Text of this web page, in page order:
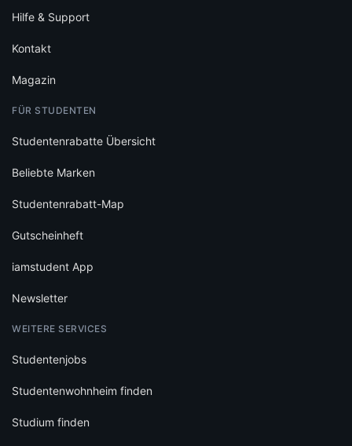
Hilfe & Support
Kontakt
Magazin
FÜR STUDENTEN
Studentenrabatte Übersicht
Beliebte Marken
Studentenrabatt-Map
Gutscheinheft
iamstudent App
Newsletter
WEITERE SERVICES
Studentenjobs
Studentenwohnheim finden
Studium finden